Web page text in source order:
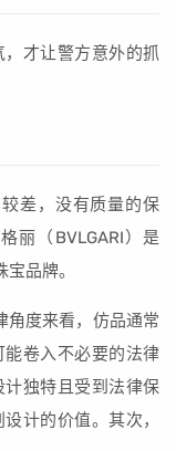
才让警方意外的抓
差，没有质量的保
丽（BVLGARI）是
品牌。
角度来看，仿品通常
卷入不必要的法律
独特且受到法律保
计的价值。其次，